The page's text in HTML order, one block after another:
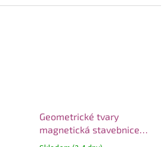
Geometrické tvary
magnetická stavebnice
250 ks